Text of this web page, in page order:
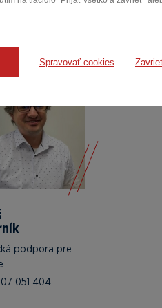
Spravovať cookies
podpora pre
051 404